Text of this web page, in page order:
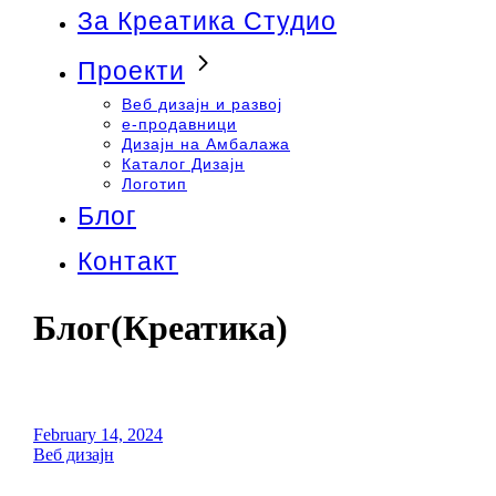
За Креатика Студио
Проекти
Веб дизајн и развој
e-продавници
Дизајн на Амбалажа
Каталог Дизајн
Логотип
Блог
Контакт
Блог(Креатика)
February 14, 2024
Веб дизајн